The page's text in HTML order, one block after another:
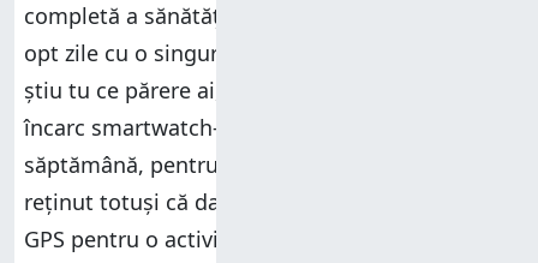
completă a sănătății mele, și bateria m-a ținut
opt zile cu o singură încărcare completă. Nu
știu tu ce părere ai, dar dacă este necesar să-mi
încarc smartwatch-ul cel mult o dată pe
săptămână, pentru mine este suficient. De
reținut totuși că dacă ai nevoie de monitorizare
GPS pentru o activitate de lungă durată,